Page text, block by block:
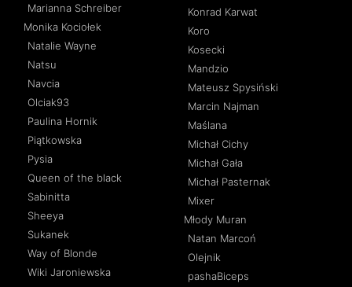
Marianna Schreiber
Monika Kociołek
Natalie Wayne
Natsu
Navcia
Olciak93
Paulina Hornik
Piątkowska
Pysia
Queen of the black
Sabinitta
Sheeya
Sukanek
Way of Blonde
Wiki Jaroniewska
Konrad Karwat
Koro
Kosecki
Mandzio
Mateusz Spysiński
Marcin Najman
Maślana
Michał Cichy
Michał Gała
Michał Pasternak
Mixer
Młody Muran
Natan Marcoń
Olejnik
pashaBiceps